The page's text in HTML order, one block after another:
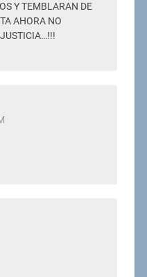
Y TEMBLARAN DE
AHORA NO